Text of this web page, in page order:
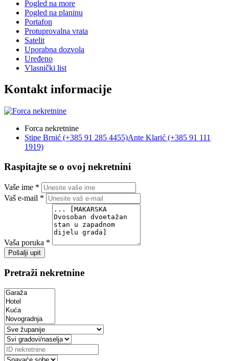
Pogled na more
Pogled na planinu
Portafon
Protuprovalna vrata
Satelit
Uporabna dozvola
Uređeno
Vlasnički list
Kontakt informacije
Forca nekretnine
Stipe Brnić (+385 91 285 4455)Ante Klarić (+385 91 111
1919)
Raspitajte se o ovoj nekretnini
Vaše ime *
Vaš e-mail *
Vaša poruka *
Pošalji upit
Pretraži nekretnine